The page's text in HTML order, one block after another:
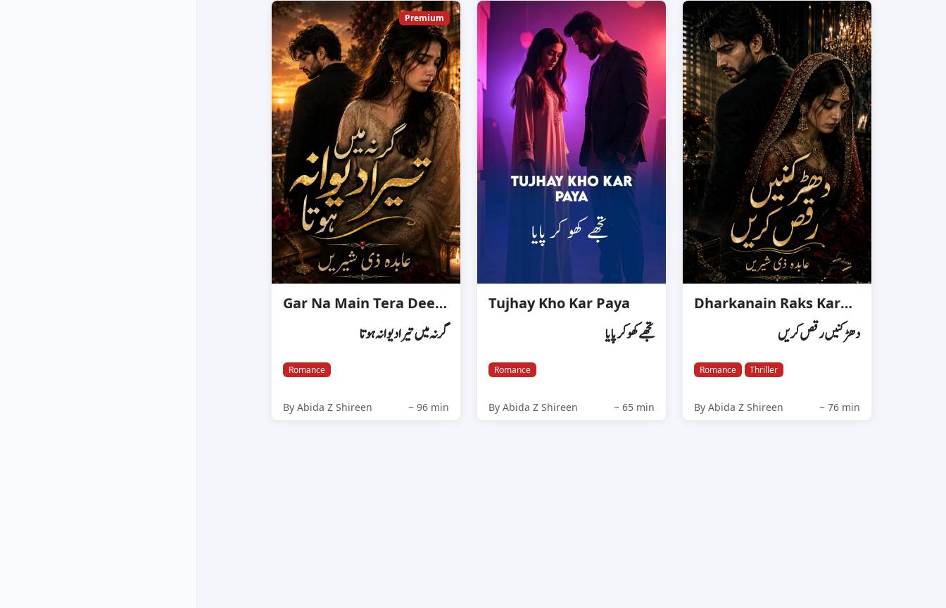
Premium
Gar Na Main Tera Deewana Hota
گر نہ میں تیرا دیوانہ ہوتا
Romance
By Abida Z Shireen ~ 96 min
Tujhay Kho Kar Paya
تجھے کھو کر پایا
Romance
By Abida Z Shireen ~ 65 min
Dharkanain Raks Karain
دھڑکنیں رقص کریں
Romance Thriller
By Abida Z Shireen ~ 76 min